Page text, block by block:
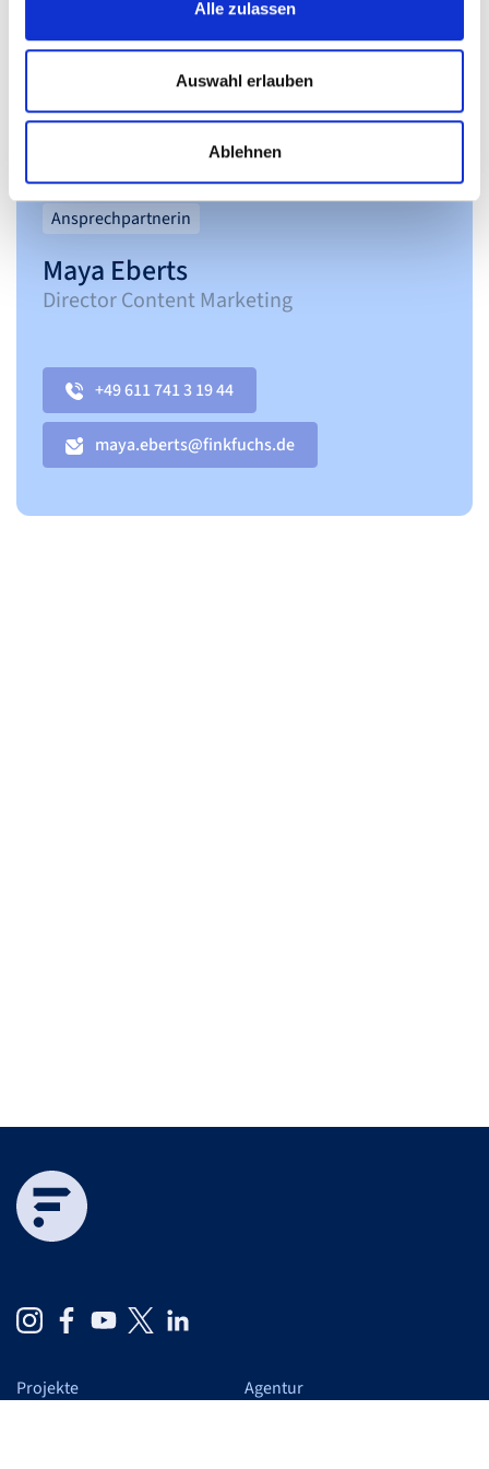
Alle zulassen
Auswahl erlauben
Ablehnen
Ansprechpartnerin
Maya Eberts
Director Content Marketing
+49 611 741 3 19 44
maya.eberts@finkfuchs.de
Projekte Agentur